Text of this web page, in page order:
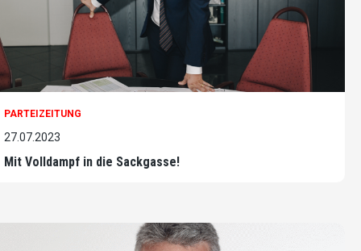
PARTEIZEITUNG
27.07.2023
Mit Volldampf in die Sackgasse!